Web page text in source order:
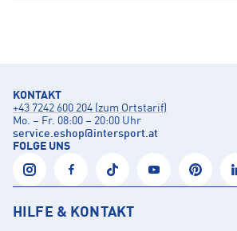
KONTAKT
+43 7242 600 204 (zum Ortstarif)
Mo. – Fr. 08:00 – 20:00 Uhr
service.eshop@intersport.at
FOLGE UNS
HILFE & KONTAKT